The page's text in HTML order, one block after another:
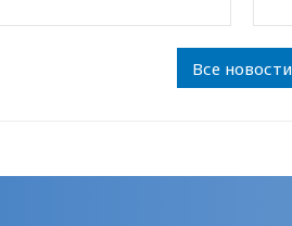
Все новости